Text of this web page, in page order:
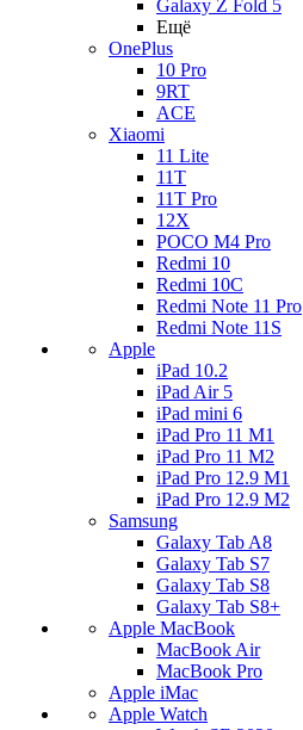
Galaxy Z Fold 5
Ещё
OnePlus
10 Pro
9RT
ACE
Xiaomi
11 Lite
11T
11T Pro
12X
POCO M4 Pro
Redmi 10
Redmi 10C
Redmi Note 11 Pro
Redmi Note 11S
Apple
iPad 10.2
iPad Air 5
iPad mini 6
iPad Pro 11 M1
iPad Pro 11 M2
iPad Pro 12.9 M1
iPad Pro 12.9 M2
Samsung
Galaxy Tab A8
Galaxy Tab S7
Galaxy Tab S8
Galaxy Tab S8+
Apple MacBook
MacBook Air
MacBook Pro
Apple iMac
Apple Watch